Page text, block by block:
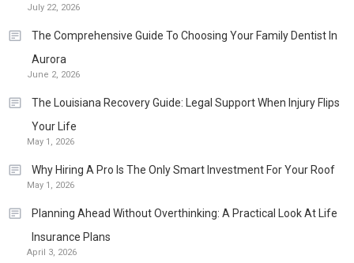
July 22, 2026
The Comprehensive Guide To Choosing Your Family Dentist In
Aurora
June 2, 2026
The Louisiana Recovery Guide: Legal Support When Injury Flips
Your Life
May 1, 2026
Why Hiring A Pro Is The Only Smart Investment For Your Roof
May 1, 2026
Planning Ahead Without Overthinking: A Practical Look At Life
Insurance Plans
April 3, 2026